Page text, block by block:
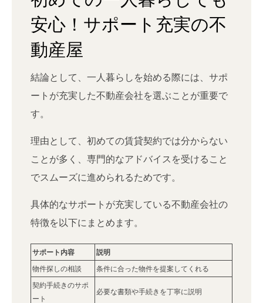
安心！サポート充実の不
動産屋
結論として、一人暮らしを始める際には、サポ
ートが充実した不動産会社を選ぶことが重要で
す。
理由として、初めての賃貸契約では分からない
ことが多く、専門的なアドバイスを受けること
でスムーズに進められるためです。
具体的なサポートが充実している不動産会社の
特徴を以下にまとめます。
サポート内容
説明
物件探しの相談
条件に合った物件を提案してくれる
契約手続きのサポ
ート
必要な書類や手続きを丁寧に説明